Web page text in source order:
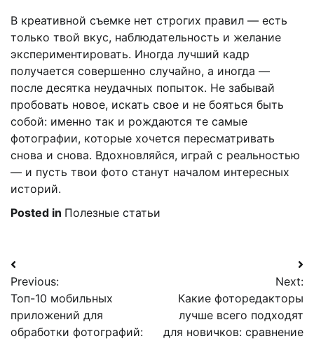
В креативной съемке нет строгих правил — есть
только твой вкус, наблюдательность и желание
экспериментировать. Иногда лучший кадр
получается совершенно случайно, а иногда —
после десятка неудачных попыток. Не забывай
пробовать новое, искать свое и не бояться быть
собой: именно так и рождаются те самые
фотографии, которые хочется пересматривать
снова и снова. Вдохновляйся, играй с реальностью
— и пусть твои фото станут началом интересных
историй.
Posted in Полезные статьи
Навигация
по
записям
Previous:
Топ-10 мобильных
приложений для
обработки фотографий:
Next:
Какие фоторедакторы
лучше всего подходят
для новичков: сравнение